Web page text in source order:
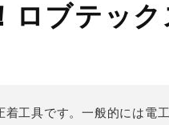
ロブテック
工具です。一般的には電